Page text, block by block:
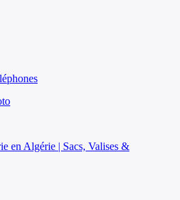
en Algérie | Sacs, Valises &